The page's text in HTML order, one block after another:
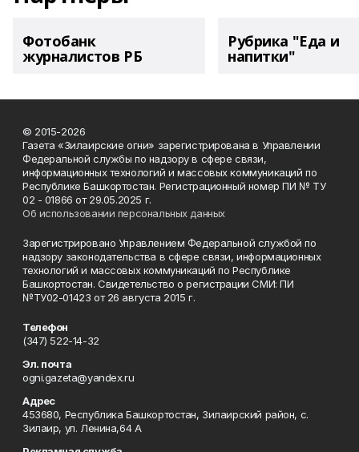
Фотобанк
журналистов РБ
Рубрика "Еда и
напитки"
© 2015-2026
Газета «Зилаирские огни» зарегистрирована в Управлении
Федеральной службы по надзору в сфере связи,
информационных технологий и массовых коммуникаций по
Республике Башкортостан. Регистрационный номер ПИ № ТУ
02 - 01866 от 29.05.2025 г.
Об использовании персональных данных
Зарегистрировано Управлением Федеральной службой по
надзору законодательства в сфере связи, информационных
технологий и массовых коммуникаций по Республике
Башкортостан. Свидетельство о регистрации СМИ: ПИ
№ТУ02-01423 от 26 августа 2015 г.
Телефон
(347) 522-14-32
Эл. почта
ogni.gazeta@yandex.ru
Адрес
453680, Республика Башкортостан, Зилаирский район, с.
Зилаир, ул. Ленина,64 А